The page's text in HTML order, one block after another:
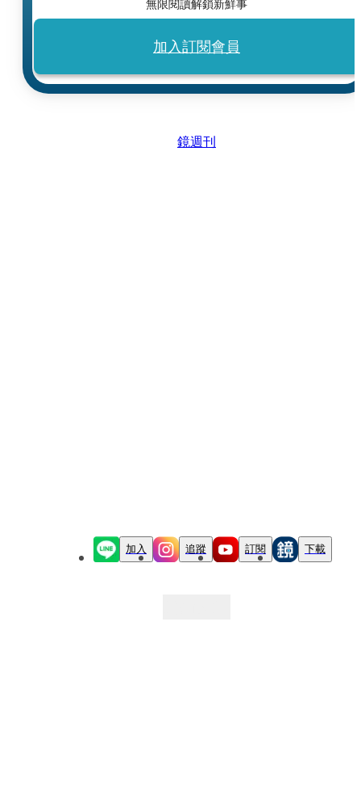
無限閱讀解鎖新鮮事
加入訂閱會員
鏡週刊
加入 追蹤 訂閱 下載